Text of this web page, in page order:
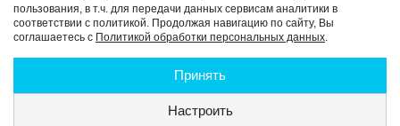
Сайт разработан в студииMakeArt
Услуги
Документы
Статьи
Отзывы
пользования, в т.ч. для передачи данных сервисам аналитики в
соответствии с политикой. Продолжая навигацию по сайту, Вы
соглашаетесь с Политикой обработки персональных данных.
Принять
Настроить